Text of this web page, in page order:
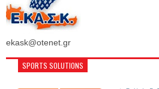
ekask@otenet.gr
SPORTS SOLUTIONS